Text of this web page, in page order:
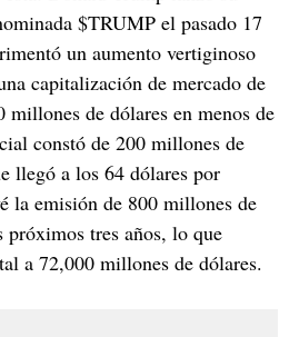
$TRUMP el pasado 17
un aumento vertiginoso
capitalización de mercado de
millones de dólares en menos de
constó de 200 millones de
llegó a los 64 dólares por
la emisión de 800 millones de
próximos tres años, lo que
a 72,000 millones de dólares.